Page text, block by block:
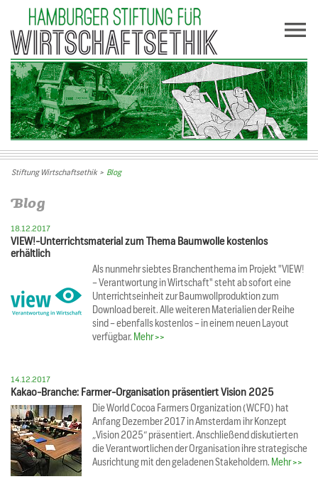
Stiftung Wirtschaftsethik> Blog
Blog
18.12.2017
VIEW!-Unterrichtsmaterial zum Thema Baumwolle kostenlos
erhältlich
Als nunmehr siebtes Branchenthema im Projekt "VIEW!
– Verantwortung in Wirtschaft" steht ab sofort eine
Unterrichtseinheit zur Baumwollproduktion zum
Download bereit. Alle weiteren Materialien der Reihe
sind – ebenfalls kostenlos – in einem neuen Layout
verfügbar. Mehr >>
14.12.2017
Kakao-Branche: Farmer-Organisation präsentiert Vision 2025
Die World Cocoa Farmers Organization (WCFO) hat
Anfang Dezember 2017 in Amsterdam ihr Konzept
„Vision 2025“ präsentiert. Anschließend diskutierten
die Verantwortlichen der Organisation ihre strategische
Ausrichtung mit den geladenen Stakeholdern. Mehr >>